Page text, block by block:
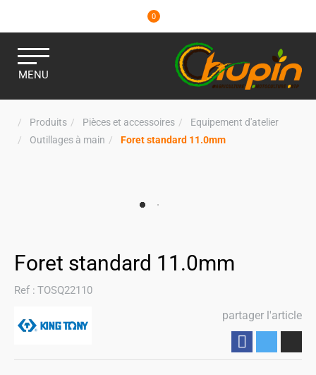
0
MENU
Produits Pièces et accessoires
Equipement d'atelier
Outillages à main
Foret standard 11.0mm
Foret standard 11.0mm
Ref : TOSQ22110
partager l'article